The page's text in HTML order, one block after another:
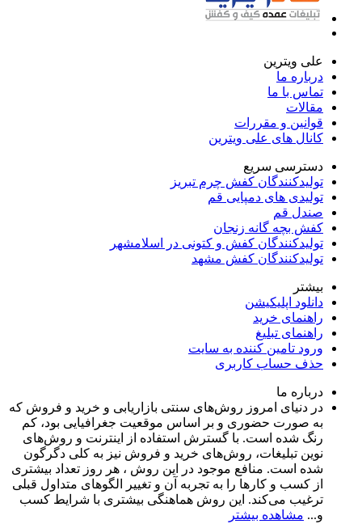
علی ویترین
درباره ما
تماس با ما
مقالات
قوانین و مقررات
کانال های علی ویترین
دسترسی سریع
تولیدکنندگان کفش چرم تبریز
تولیدی های دمپایی قم
صندل قم
کفش بچه گانه زنجان
تولیدکنندگان کفش و کتونی در اسلامشهر
تولیدکنندگان کفش مشهد
بیشتر
دانلود اپلیکیشن
راهنمای خرید
راهنمای تبلیغ
ورود تامین کننده به سایت
حذف حساب کاربری
درباره ما
در دنیای امروز روش‌های سنتی بازاریابی و خرید و فروش که
به صورت حضوری و بر اساس موقعیت جغرافیایی بود، کم
رنگ شده است. با گسترش استفاده از اینترنت و روش‌های
نوین تبلیغات، روش‌های خرید و فروش نیز به کلی دگرگون
شده است. منافع موجود در این روش ، هر روز تعداد بیشتری
از کسب و کارها را به تجربه‌ آن و تغییر الگوهای متداول قبلی
ترغیب می‌کند. این روش هماهنگی بیشتری با شرایط کسب
و... مشاهده بیشتر